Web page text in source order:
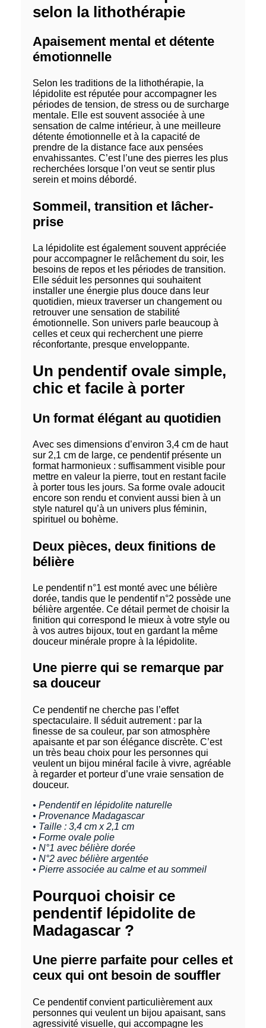
selon la lithothérapie
Apaisement mental et détente
émotionnelle
Selon les traditions de la lithothérapie, la
lépidolite est réputée pour accompagner les
périodes de tension, de stress ou de surcharge
mentale. Elle est souvent associée à une
sensation de calme intérieur, à une meilleure
détente émotionnelle et à la capacité de
prendre de la distance face aux pensées
envahissantes. C’est l’une des pierres les plus
recherchées lorsque l’on veut se sentir plus
serein et moins débordé.
Sommeil, transition et lâcher-
prise
La lépidolite est également souvent appréciée
pour accompagner le relâchement du soir, les
besoins de repos et les périodes de transition.
Elle séduit les personnes qui souhaitent
installer une énergie plus douce dans leur
quotidien, mieux traverser un changement ou
retrouver une sensation de stabilité
émotionnelle. Son univers parle beaucoup à
celles et ceux qui recherchent une pierre
réconfortante, presque enveloppante.
Un pendentif ovale simple,
chic et facile à porter
Un format élégant au quotidien
Avec ses dimensions d’environ 3,4 cm de haut
sur 2,1 cm de large, ce pendentif présente un
format harmonieux : suffisamment visible pour
mettre en valeur la pierre, tout en restant facile
à porter tous les jours. Sa forme ovale adoucit
encore son rendu et convient aussi bien à un
style naturel qu’à un univers plus féminin,
spirituel ou bohème.
Deux pièces, deux finitions de
bélière
Le pendentif n°1 est monté avec une bélière
dorée, tandis que le pendentif n°2 possède une
bélière argentée. Ce détail permet de choisir la
finition qui correspond le mieux à votre style ou
à vos autres bijoux, tout en gardant la même
douceur minérale propre à la lépidolite.
Une pierre qui se remarque par
sa douceur
Ce pendentif ne cherche pas l’effet
spectaculaire. Il séduit autrement : par la
finesse de sa couleur, par son atmosphère
apaisante et par son élégance discrète. C’est
un très beau choix pour les personnes qui
veulent un bijou minéral facile à vivre, agréable
à regarder et porteur d’une vraie sensation de
douceur.
• Pendentif en lépidolite naturelle
• Provenance Madagascar
• Taille : 3,4 cm x 2,1 cm
• Forme ovale polie
• N°1 avec bélière dorée
• N°2 avec bélière argentée
• Pierre associée au calme et au sommeil
Pourquoi choisir ce
pendentif lépidolite de
Madagascar ?
Une pierre parfaite pour celles et
ceux qui ont besoin de souffler
Ce pendentif convient particulièrement aux
personnes qui veulent un bijou apaisant, sans
agressivité visuelle, qui accompagne les